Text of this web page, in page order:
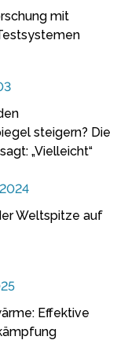
mit
steigern? Die
„Vielleicht“
Weltspitze auf
Effektive